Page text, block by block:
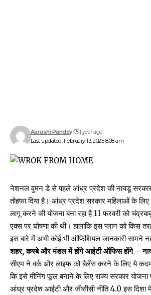
Last updated: February 13, 2025 8:08 am
Aarushi Pandey 1 year ago
नेशनल वुमन डे से पहले आंध्र प्रदेश की नायडू
तोहफा दिया है। आंध्र प्रदेश सरकार महिलाओं के लिए
लागू करने की योजना बना रहा है 11 फरवरी को
एक्स पर घोषणा की थी। हालांकि इस प्लान को किस
इस बारे में अभी कोई भी ऑफिशियल जानकारी सामने
शहर, कस्बे और मंडल में होंगे आईटी ऑफिस होंगे –
सीएम ने वर्क और लाइफ को बैलेंस करने के लिए ये कदम
कि इसे मीनिंग फूल बनाने के लिए राज्य सरकार योजना
आंध्र प्रदेश आईटी और जीसीसी नीति 4.0 इस